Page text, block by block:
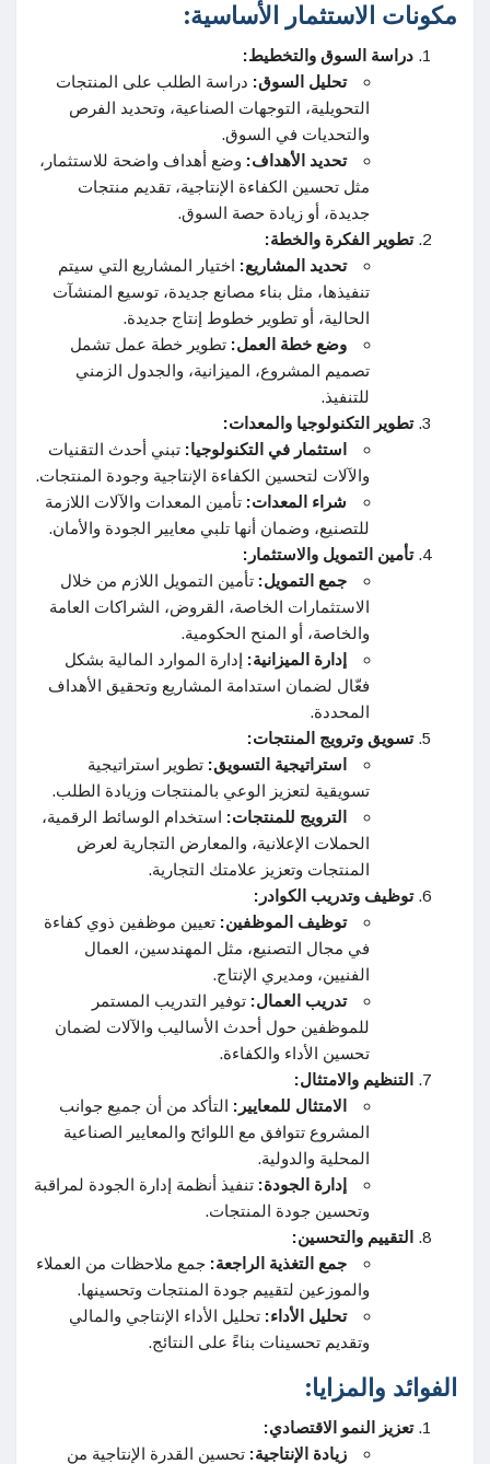
مكونات الاستثمار الأساسية:
دراسة السوق والتخطيط:
تحليل السوق: دراسة الطلب على المنتجات
التحويلية، التوجهات الصناعية، وتحديد الفرص
والتحديات في السوق.
تحديد الأهداف: وضع أهداف واضحة للاستثمار،
مثل تحسين الكفاءة الإنتاجية، تقديم منتجات
جديدة، أو زيادة حصة السوق.
تطوير الفكرة والخطة:
تحديد المشاريع: اختيار المشاريع التي سيتم
تنفيذها، مثل بناء مصانع جديدة، توسيع المنشآت
الحالية، أو تطوير خطوط إنتاج جديدة.
وضع خطة العمل: تطوير خطة عمل تشمل
تصميم المشروع، الميزانية، والجدول الزمني
للتنفيذ.
تطوير التكنولوجيا والمعدات:
استثمار في التكنولوجيا: تبني أحدث التقنيات
والآلات لتحسين الكفاءة الإنتاجية وجودة المنتجات.
شراء المعدات: تأمين المعدات والآلات اللازمة
للتصنيع، وضمان أنها تلبي معايير الجودة والأمان.
تأمين التمويل والاستثمار:
جمع التمويل: تأمين التمويل اللازم من خلال
الاستثمارات الخاصة، القروض، الشراكات العامة
والخاصة، أو المنح الحكومية.
إدارة الميزانية: إدارة الموارد المالية بشكل
فعّال لضمان استدامة المشاريع وتحقيق الأهداف
المحددة.
تسويق وترويج المنتجات:
استراتيجية التسويق: تطوير استراتيجية
تسويقية لتعزيز الوعي بالمنتجات وزيادة الطلب.
الترويج للمنتجات: استخدام الوسائط الرقمية،
الحملات الإعلانية، والمعارض التجارية لعرض
المنتجات وتعزيز علامتك التجارية.
توظيف وتدريب الكوادر:
توظيف الموظفين: تعيين موظفين ذوي كفاءة
في مجال التصنيع، مثل المهندسين، العمال
الفنيين، ومديري الإنتاج.
تدريب العمال: توفير التدريب المستمر
للموظفين حول أحدث الأساليب والآلات لضمان
تحسين الأداء والكفاءة.
التنظيم والامتثال:
الامتثال للمعايير: التأكد من أن جميع جوانب
المشروع تتوافق مع اللوائح والمعايير الصناعية
المحلية والدولية.
إدارة الجودة: تنفيذ أنظمة إدارة الجودة لمراقبة
وتحسين جودة المنتجات.
التقييم والتحسين:
جمع التغذية الراجعة: جمع ملاحظات من العملاء
والموزعين لتقييم جودة المنتجات وتحسينها.
تحليل الأداء: تحليل الأداء الإنتاجي والمالي
وتقديم تحسينات بناءً على النتائج.
الفوائد والمزايا:
تعزيز النمو الاقتصادي:
زيادة الإنتاجية: تحسين القدرة الإنتاجية من